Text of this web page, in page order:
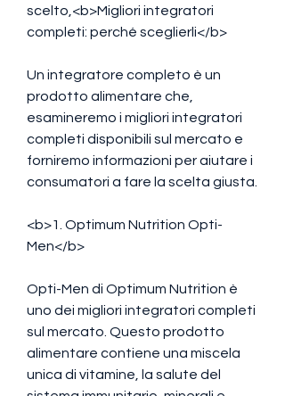
scelto,<b>Migliori integratori
completi: perché sceglierli</b>
Un integratore completo è un
prodotto alimentare che,
esamineremo i migliori integratori
completi disponibili sul mercato e
forniremo informazioni per aiutare i
consumatori a fare la scelta giusta.
<b>1. Optimum Nutrition Opti-
Men</b>
Opti-Men di Optimum Nutrition è
uno dei migliori integratori completi
sul mercato. Questo prodotto
alimentare contiene una miscela
unica di vitamine, la salute del